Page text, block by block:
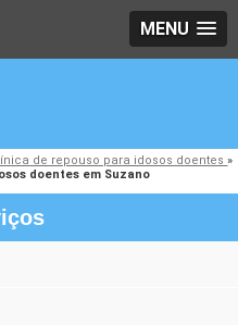
MENU
de repouso para idosos doentes»
doentes em Suzano